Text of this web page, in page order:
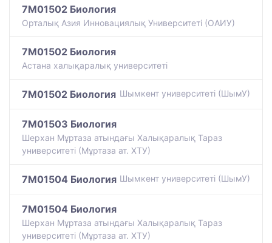
7M01502 Биология
Орталық Азия Инновациялық Университеті (ОАИУ)
7M01502 Биология
Астана халықаралық университеті
7M01502 Биология Шымкент университеті (ШымУ)
7M01503 Биология
Шерхан Мұртаза атындағы Халықаралық Тараз
университеті (Мұртаза ат. ХТУ)
7M01504 Биология Шымкент университеті (ШымУ)
7M01504 Биология
Шерхан Мұртаза атындағы Халықаралық Тараз
университеті (Мұртаза ат. ХТУ)